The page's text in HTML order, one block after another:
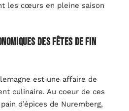
les cœurs en pleine saison
des fêtes de fin
est une affaire de
culinaire. Au coeur de ces
d’épices de Nuremberg,